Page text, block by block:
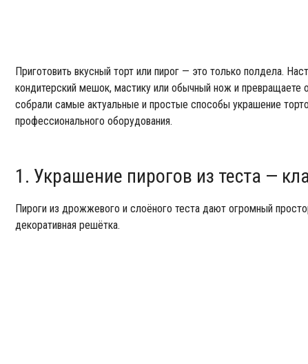
Приготовить вкусный торт или пирог — это только полдела.
кондитерский мешок, мастику или обычный нож и превращаете
собрали самые актуальные и простые способы украшение
профессионального оборудования.
1. Украшение пирогов из теста —
Пироги из дрожжевого и слоёного теста дают огромный
декоративная решётка.